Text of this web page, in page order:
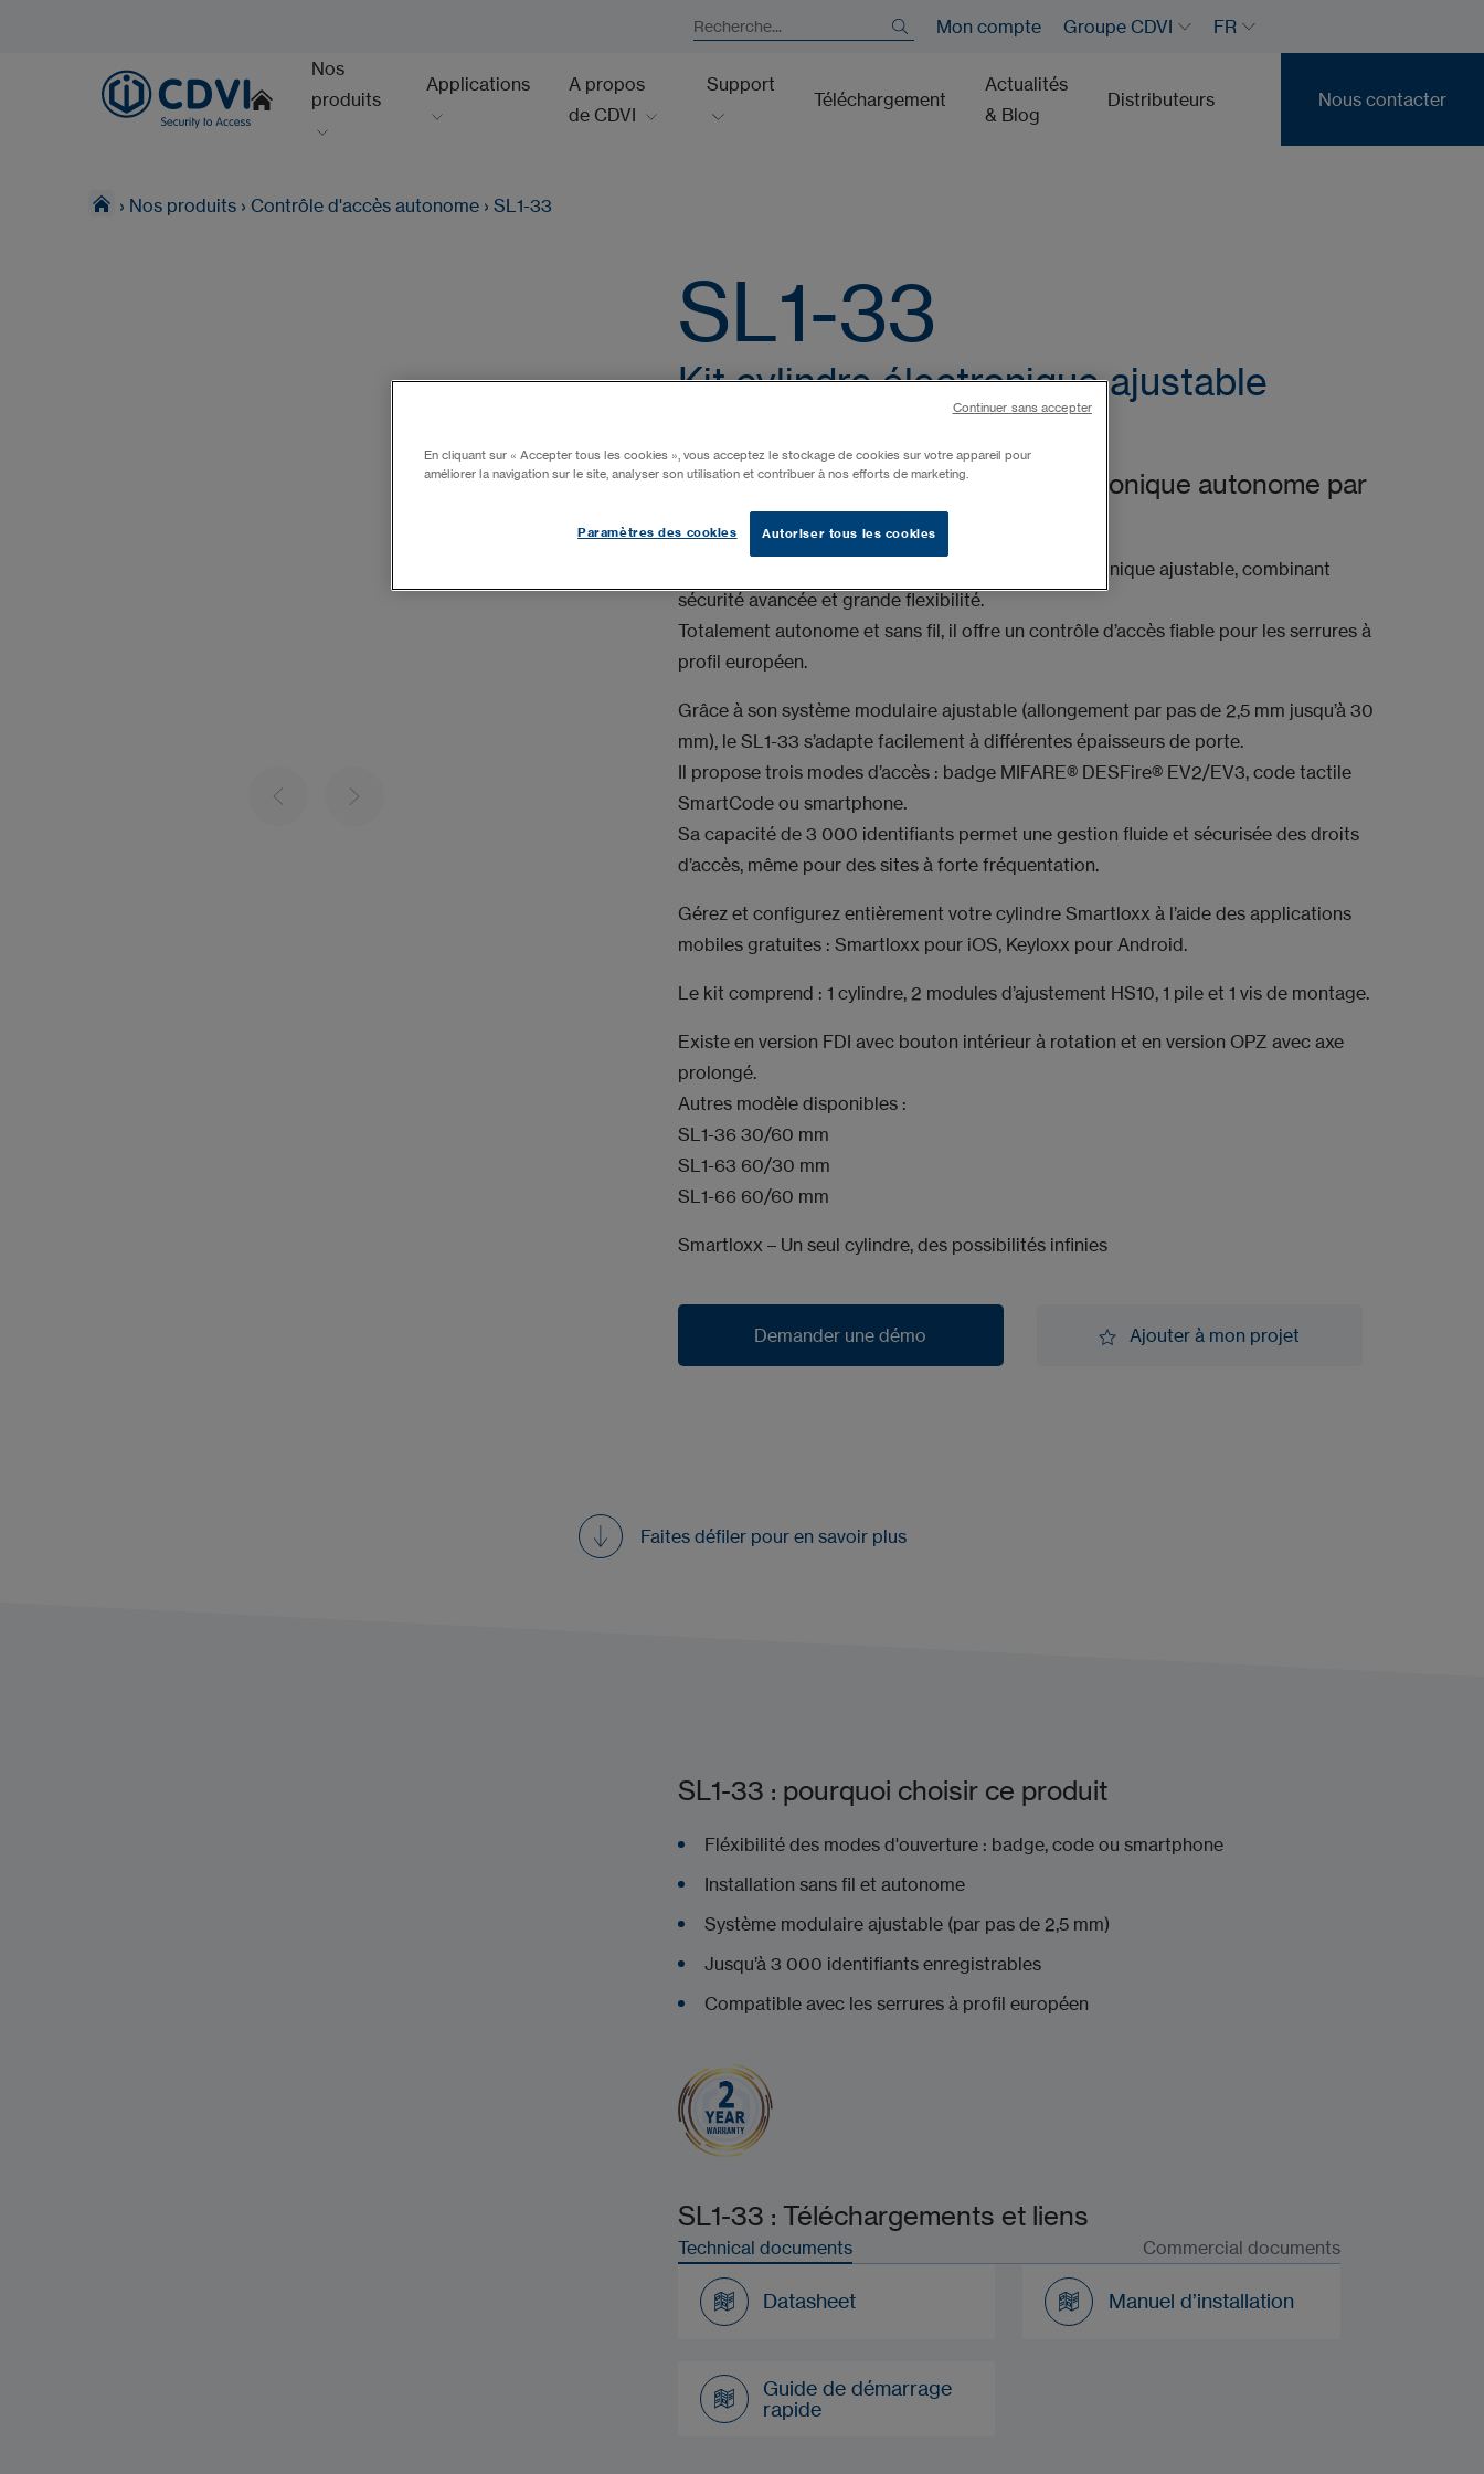
Mon compte Groupe CDVI
FR
Nos
produits
Applications
A propos
de CDVI
Support
Téléchargement
Actualités
& Blog
Distributeurs Nous contacter
› Nos produits › Contrôle d'accès autonome › SL1-33
SL1-33
Kit cylindre électronique ajustable
Ref: F1306000001
Découvrez le SL1-33 cylindre électronique autonome par
CDVI Suisse
Le SL1-33 Smartloxx de CDVI est un cylindre électronique ajustable, combinant
sécurité avancée et grande flexibilité.
Totalement autonome et sans fil, il offre un contrôle d’accès fiable pour les serrures à
profil européen.
Grâce à son système modulaire ajustable (allongement par pas de 2,5 mm jusqu’à 30
mm), le SL1-33 s’adapte facilement à différentes épaisseurs de porte.
Il propose trois modes d’accès : badge MIFARE® DESFire® EV2/EV3, code tactile
SmartCode ou smartphone.
Sa capacité de 3 000 identifiants permet une gestion fluide et sécurisée des droits
d’accès, même pour des sites à forte fréquentation.
Gérez et configurez entièrement votre cylindre Smartloxx à l’aide des applications
mobiles gratuites : Smartloxx pour iOS, Keyloxx pour Android.
Le kit comprend : 1 cylindre, 2 modules d’ajustement HS10, 1 pile et 1 vis de montage.
Existe en version FDI avec bouton intérieur à rotation et en version OPZ avec axe
prolongé.
Autres modèle disponibles :
SL1-36 30/60 mm
SL1-63 60/30 mm
SL1-66 60/60 mm
Smartloxx – Un seul cylindre, des possibilités infinies
Demander une démo Ajouter à mon projet
Faites défiler pour en savoir plus
SL1-33 : pourquoi choisir ce produit
Fléxibilité des modes d'ouverture : badge, code ou smartphone
Installation sans fil et autonome
Système modulaire ajustable (par pas de 2,5 mm)
Jusqu’à 3 000 identifiants enregistrables
Compatible avec les serrures à profil européen
SL1-33 : Téléchargements et liens
Technical documents Commercial documents
Datasheet
Datasheet
Manuel d’installation
Guide de démarrage
rapide
En cliquant sur « Accepter tous les cookies », vous acceptez le stockage de cookies sur votre appareil pour
améliorer la navigation sur le site, analyser son utilisation et contribuer à nos efforts de marketing.
Autoriser tous les cookies
Paramètres des cookies
Continuer sans accepter